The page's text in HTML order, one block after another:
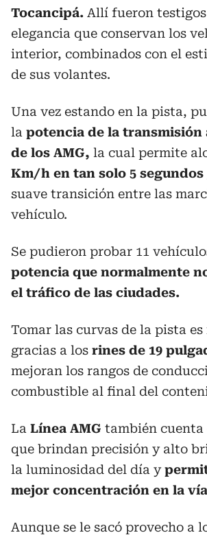
Tocancipá. Allí fueron testigos
elegancia que conservan los
interior, combinados con el
de sus volantes.
Una vez estando en la pista,
la potencia de la transmisión
de los AMG, la cual permite
Km/h en tan solo 5 segundos
suave transición entre las
vehículo.
Se pudieron probar 11
potencia que normalmente
el tráfico de las ciudades.
Tomar las curvas de la pista es
gracias a los rines de 19
mejoran los rangos de
combustible al final del
La Línea AMG también cuenta
que brindan precisión y alto
la luminosidad del día y
mejor concentración en la
Aunque se le sacó provecho a